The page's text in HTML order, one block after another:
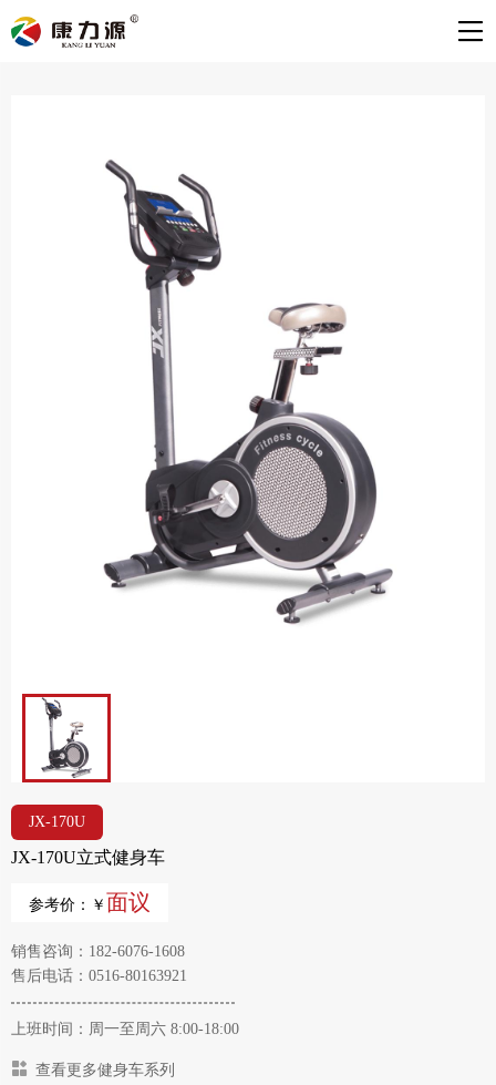
JX-170U
JX-170U立式健身车
参考价：￥ 面议
销售咨询：182-6076-1608
售后电话：0516-80163921
上班时间：周一至周六 8:00-18:00
查看更多健身车系列